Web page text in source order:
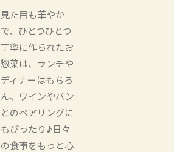
見た目も華やか
で、ひとつひとつ
丁寧に作られたお
惣菜は、ランチや
ディナーはもちろ
ん、ワインやパン
とのペアリングに
もぴったり♪日々
の食事をもっと心